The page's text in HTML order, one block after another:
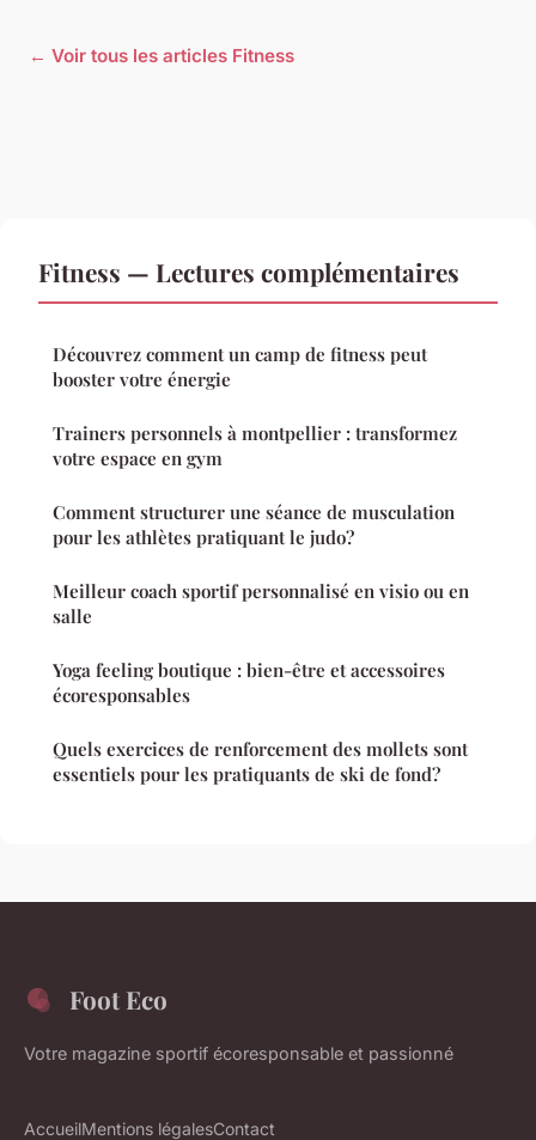
← Voir tous les articles Fitness
Fitness — Lectures complémentaires
Découvrez comment un camp de fitness peut
booster votre énergie
Trainers personnels à montpellier : transformez
votre espace en gym
Comment structurer une séance de musculation
pour les athlètes pratiquant le judo?
Meilleur coach sportif personnalisé en visio ou en
salle
Yoga feeling boutique : bien-être et accessoires
écoresponsables
Quels exercices de renforcement des mollets sont
essentiels pour les pratiquants de ski de fond?
Foot Eco
Votre magazine sportif écoresponsable et passionné
AccueilMentions légalesContact